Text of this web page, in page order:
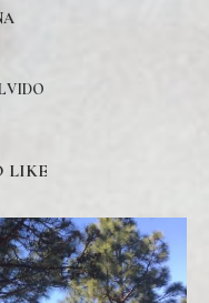
LIKE